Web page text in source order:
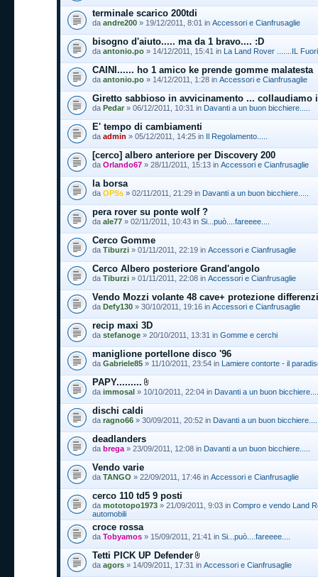
terminale scarico 200tdi
da andre200 » 19/12/2011, 8:01 in Accessori e Cianfrusaglie
bisogno d'aiuto..... ma da 1 bravo.... :D
da antonio.po » 14/12/2011, 15:41 in La Land Rover .......IL
CAINI...... ho 1 amico ke prende gomme malatesta
da antonio.po » 14/12/2011, 1:28 in Accessori e Cianfrusaglie
Giretto sabbioso in avvicinamento ... collaudiamo
da Pedar » 06/12/2011, 10:31 in Davanti a un buon bicchiere.....
E' tempo di cambiamenti
da admin » 05/12/2011, 14:25 in Il Regolamento.....
[cerco] albero anteriore per Discovery 200
da Orlando67 » 28/11/2011, 15:13 in Accessori e Cianfrusaglie
la borsa
da OPSs » 02/11/2011, 21:29 in Davanti a un buon bicchiere.....
pera rover su ponte wolf ?
da ale77 » 02/11/2011, 10:43 in Si...può....fareeee....
Cerco Gomme
da Tiburzi » 01/11/2011, 22:19 in Accessori e Cianfrusaglie
Cerco Albero posteriore Grand'angolo
da Tiburzi » 01/11/2011, 22:08 in Accessori e Cianfrusaglie
Vendo Mozzi volante 48 cave+ protezione
da Defy130 » 30/10/2011, 19:16 in Accessori e Cianfrusaglie
recip maxi 3D
da stefanoge » 20/10/2011, 13:31 in Gomme e cerchi
maniglione portellone disco '96
da Gabriele85 » 11/10/2011, 23:54 in Lamiere contorte - il
PAPY.........
da immosal » 10/10/2011, 22:04 in Davanti a un buon
dischi caldi
da ragno66 » 30/09/2011, 20:52 in Davanti a un buon
deadlanders
da brega » 23/09/2011, 12:08 in Davanti a un buon bicchiere.....
Vendo varie
da TANGO » 22/09/2011, 17:46 in Accessori e Cianfrusaglie
cerco 110 td5 9 posti
da mototopo1973 » 21/09/2011, 9:03 in Compro e vendo Land
automobili
croce rossa
da Tobyamos » 15/09/2011, 21:41 in Si...può....fareeee....
Tetti PICK UP Defender
da agors » 14/09/2011, 17:31 in Accessori e Cianfrusaglie